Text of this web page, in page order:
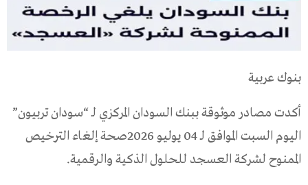
بنوك عربية
أكدت مصادر موثوقة ببنك السودان المركزي لـ “سودان تربيون”
اليوم السبت الموافق لـ 04 يوليو 2026صحة إلغاء الترخيص
الممنوح لشركة العسجد للحلول الذكية والرقمية.